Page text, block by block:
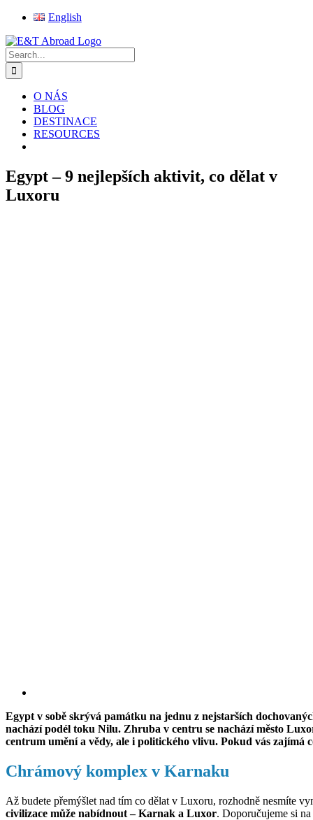
Skip
content
English
Facebook
Instagram
X
Pinterest
Rss
Search
for:
O NÁS
BLOG
DESTINACE
RESOURCES
Egypt – 9 nejlepších aktivit, co dělat v
Luxoru
Egypt v sobě skrývá památku na jednu z nejstarších
nachází podél toku Nilu. Zhruba v centru se nachází město
centrum umění a vědy, ale i politického vlivu. Pokud vás zajímá
Chrámový komplex v Karnaku
Až budete přemýšlet nad tím co dělat v Luxoru, rozhodně nesmíte
civilizace může nabídnout – Karnak a Luxor. Doporučujeme si